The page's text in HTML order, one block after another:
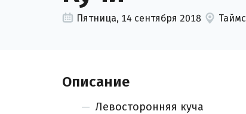
Пятница, 14 сентября 2018
Описание
Левосторонняя куча